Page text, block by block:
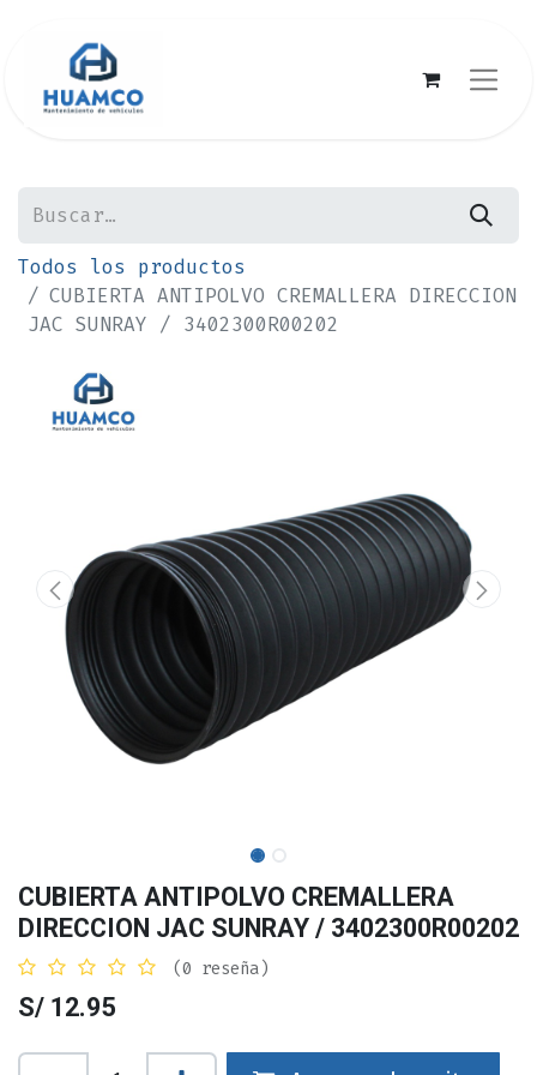
Todos los productos
CUBIERTA ANTIPOLVO CREMALLERA DIRECCION
JAC SUNRAY / 3402300R00202
CUBIERTA ANTIPOLVO CREMALLERA
DIRECCION JAC SUNRAY / 3402300R00202
(0 reseña)
S/ 12.95